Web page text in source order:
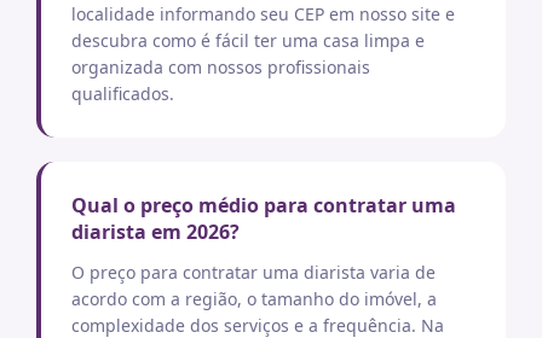
localidade informando seu CEP em nosso site e
descubra como é fácil ter uma casa limpa e
organizada com nossos profissionais
qualificados.
Qual o preço médio para contratar uma
diarista em 2026?
O preço para contratar uma diarista varia de
acordo com a região, o tamanho do imóvel, a
complexidade dos serviços e a frequência. Na